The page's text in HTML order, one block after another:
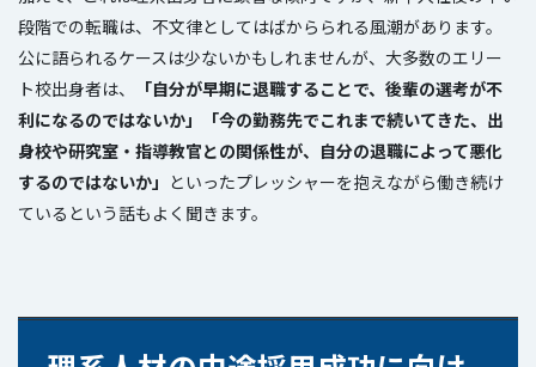
段階での転職は、不文律としてはばからられる風潮があります。
公に語られるケースは少ないかもしれませんが、大多数のエリー
ト校出身者は、
「自分が早期に退職することで、後輩の選考が不
利になるのではないか」「今の勤務先でこれまで続いてきた、出
身校や研究室・指導教官との関係性が、自分の退職によって悪化
するのではないか」 といったプレッシャーを抱えながら働き続け
ているという話もよく聞きます。